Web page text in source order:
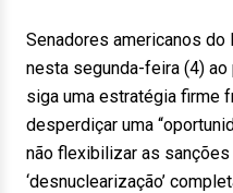
Senadores americanos
nesta segunda-feira (4)
siga uma estratégia firme
desperdiçar uma
não flexibilizar as
‘desnuclearização’